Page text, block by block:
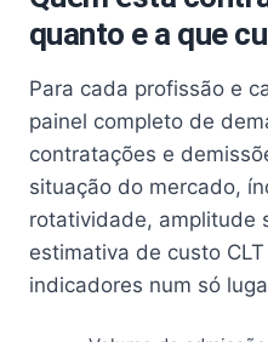
quanto e a que
Para cada profissão e
painel completo de
contratações e
situação do mercado,
rotatividade, amplitude
estimativa de custo
indicadores num só